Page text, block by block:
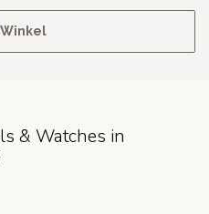
& Watches in